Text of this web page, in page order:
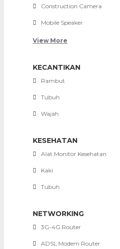
Construction Camera
Mobile Speaker
View More
KECANTIKAN
Rambut
Tubuh
Wajah
KESEHATAN
Alat Monitor Kesehatan
Kaki
Tubuh
NETWORKING
3G-4G Router
ADSL Modem Router